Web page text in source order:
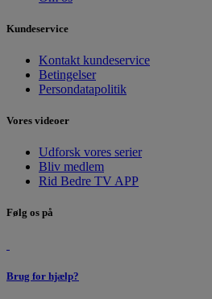
Kundeservice
Kontakt kundeservice
Betingelser
Persondatapolitik
Vores videoer
Udforsk vores serier
Bliv medlem
Rid Bedre TV APP
Følg os på
Brug for hjælp?